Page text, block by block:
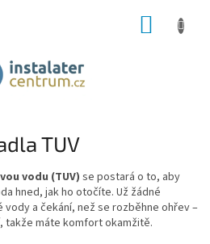
TUV
vodu (TUV) se postará o to, aby
hned, jak ho otočíte. Už žádné
a čekání, než se rozběhne ohřev –
takže máte komfort okamžitě.